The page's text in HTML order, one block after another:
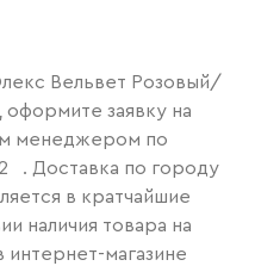
Вельвет Розовый/
заявку на
менеджером по
. Доставка по городу
в кратчайшие
наличия товара на
магазине